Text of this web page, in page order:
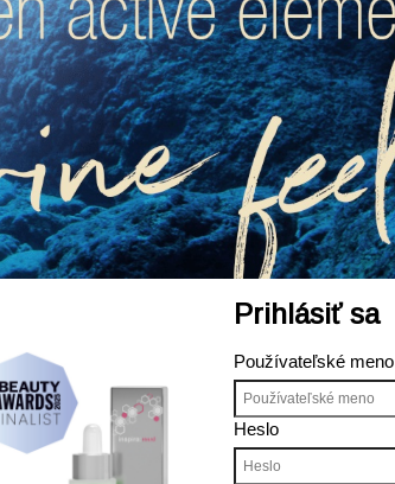
Prihlásiť sa
Používateľské meno
Heslo